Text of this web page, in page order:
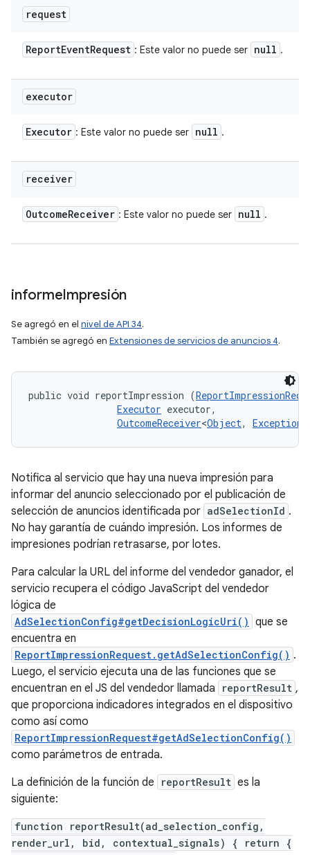
request
ReportEventRequest : Este valor no puede ser null .
executor
Executor : Este valor no puede ser null .
receiver
OutcomeReceiver : Este valor no puede ser null .
informeImpresión
Se agregó en el nivel de API 34.
También se agregó en Extensiones de servicios de anuncios 4.
public void reportImpression (
Executor executor,
OutcomeReceiver<Object, Exception
Notifica al servicio que hay una nueva impresión para
informar del anuncio seleccionado por el publicación de
selección de anuncios identificada por adSelectionId .
No hay garantía de cuándo impresión. Los informes de
impresiones podrían retrasarse, por lotes.
Para calcular la URL del informe del vendedor ganador, el
servicio recupera el código JavaScript del vendedor
lógica de
AdSelectionConfig#getDecisionLogicUri() que se
encuentra en
ReportImpressionRequest.getAdSelectionConfig() .
Luego, el servicio ejecuta una de las funciones que se
encuentran en el JS del vendedor llamada
reportResult ,
que proporciona indicadores integrados en el dispositivo
como así como
ReportImpressionRequest#getAdSelectionConfig()
como parámetros de entrada.
La definición de la función de
reportResult es la
siguiente:
function reportResult(ad_selection_config,
render_url, bid, contextual_signals) { return {